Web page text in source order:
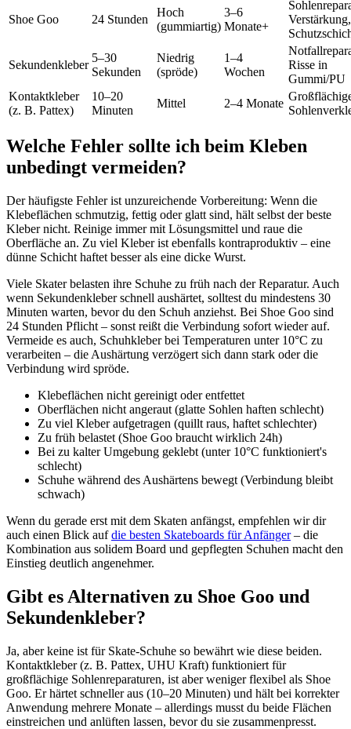
Shoe Goo 24 Stunden
Hoch
(gummiartig)
3–6
Monate+
Verstärkung,
Sekundenkleber
5–30
Sekunden
Niedrig
(spröde)
1–4
Wochen
Risse in
Gummi/PU
Kontaktkleber
(z. B. Pattex)
10–20
Minuten
Mittel 2–4 Monate
Welche Fehler sollte ich beim Kleben
unbedingt vermeiden?
Der häufigste Fehler ist unzureichende Vorbereitung: Wenn die
Klebeflächen schmutzig, fettig oder glatt sind, hält selbst der beste
Kleber nicht. Reinige immer mit Lösungsmittel und raue die
Oberfläche an. Zu viel Kleber ist ebenfalls kontraproduktiv – eine
dünne Schicht haftet besser als eine dicke Wurst.
Viele Skater belasten ihre Schuhe zu früh nach der Reparatur. Auch
wenn Sekundenkleber schnell aushärtet, solltest du mindestens 30
Minuten warten, bevor du den Schuh anziehst. Bei Shoe Goo sind
24 Stunden Pflicht – sonst reißt die Verbindung sofort wieder auf.
Vermeide es auch, Schuhkleber bei Temperaturen unter 10°C zu
verarbeiten – die Aushärtung verzögert sich dann stark oder die
Verbindung wird spröde.
Klebeflächen nicht gereinigt oder entfettet
Oberflächen nicht angeraut (glatte Sohlen haften schlecht)
Zu viel Kleber aufgetragen (quillt raus, haftet schlechter)
Zu früh belastet (Shoe Goo braucht wirklich 24h)
Bei zu kalter Umgebung geklebt (unter 10°C funktioniert's
schlecht)
Schuhe während des Aushärtens bewegt (Verbindung bleibt
schwach)
Wenn du gerade erst mit dem Skaten anfängst, empfehlen wir dir
auch einen Blick aufdie besten Skateboards für Anfänger– die
Kombination aus solidem Board und gepflegten Schuhen macht den
Einstieg deutlich angenehmer.
Gibt es Alternativen zu Shoe Goo und
Sekundenkleber?
Ja, aber keine ist für Skate-Schuhe so bewährt wie diese beiden.
Kontaktkleber (z. B. Pattex, UHU Kraft) funktioniert für
großflächige Sohlenreparaturen, ist aber weniger flexibel als Shoe
Goo. Er härtet schneller aus (10–20 Minuten) und hält bei korrekter
Anwendung mehrere Monate – allerdings musst du beide Flächen
einstreichen und anlüften lassen, bevor du sie zusammenpresst.